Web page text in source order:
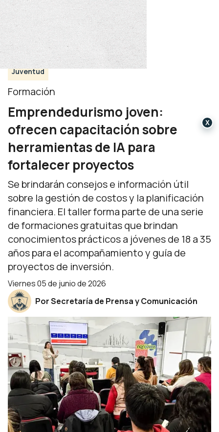
Juventud
Formación
Emprendedurismo joven:
ofrecen capacitación sobre
herramientas de IA para
fortalecer proyectos
Se brindarán consejos e información útil
sobre la gestión de costos y la planificación
financiera. El taller forma parte de una serie
de formaciones gratuitas que brindan
conocimientos prácticos a jóvenes de 18 a 35
años para el acompañamiento y guía de
proyectos de inversión.
viernes 05 de junio de 2026
Por Secretaría de Prensa y Comunicación
X